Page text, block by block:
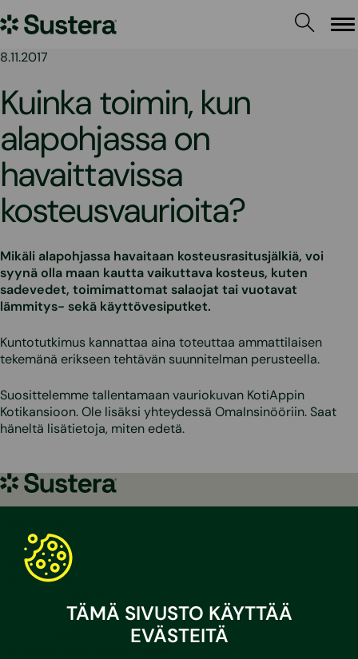
TÄMÄ SIVUSTO KÄYTTÄÄ
EVÄSTEITÄ
sisältöön
Sustera
8.11.2017
Kuinka toimin, kun
alapohjassa on
havaittavissa
kosteusvaurioita?
Mikäli alapohjassa havaitaan kosteusrasitusjälkiä, voi
syynä olla maan kautta vaikuttava kosteus, kuten
sadevedet, toimimattomat salaojat tai vuotavat
lämmitys- sekä käyttövesiputket.
Kuntotutkimus kannattaa aina toteuttaa ammattilaisen
tekemänä erikseen tehtävän suunnitelman perusteella.
Suosittelemme tallentamaan vauriokuvan KotiAppin
Kotikansioon. Ole lisäksi yhteydessä OmaInsinööriin. Saat
häneltä lisätietoja, miten edetä.
Sustera
Sustera Finland
Karvaamokuja 2 D
asiakaspalvelu@sustera.com